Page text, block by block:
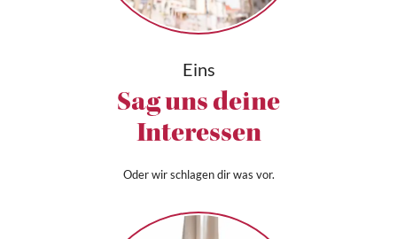
Eins
Sag uns deine
Interessen
Oder wir schlagen dir was vor.